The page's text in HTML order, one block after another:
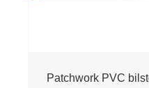
Patchwork PVC